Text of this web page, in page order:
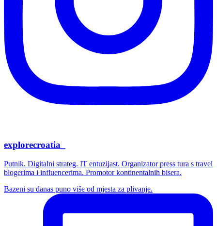
explorecroatia_
Putnik. Digitalni strateg. IT entuzijast. Organizator press tura s travel
blogerima i influencerima. Promotor kontinentalnih bisera.
Bazeni su danas puno više od mjesta za plivanje.